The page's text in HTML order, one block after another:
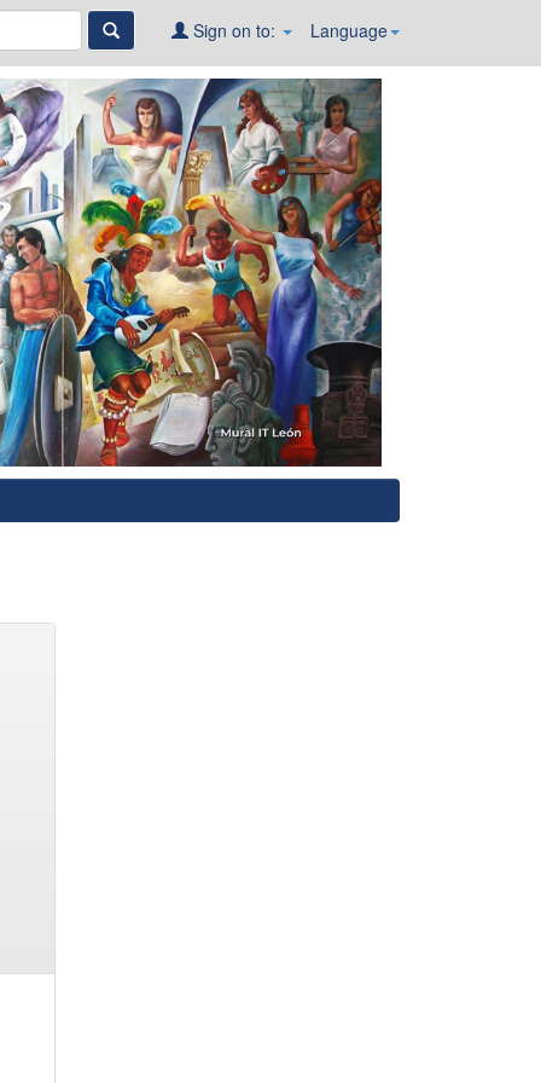
Language
Sign on to: